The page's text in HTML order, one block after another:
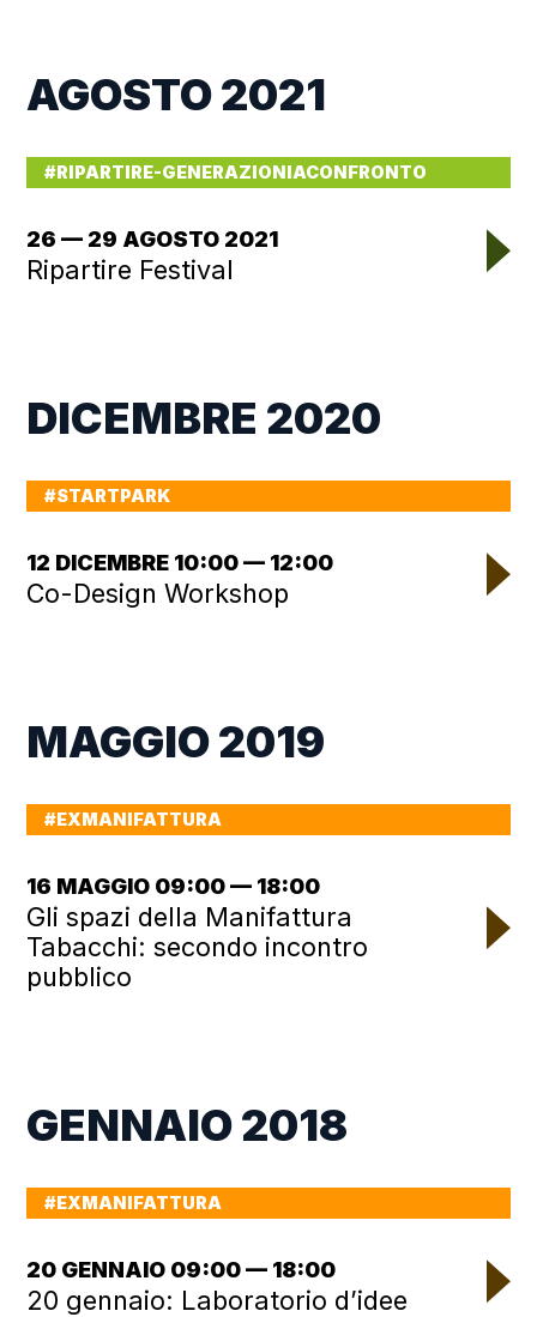
AGOSTO 2021
#RIPARTIRE-GENERAZIONIACONFRONTO
26 — 29 AGOSTO 2021
Ripartire Festival
DICEMBRE 2020
#STARTPARK
12 DICEMBRE 10:00 — 12:00
Co-Design Workshop
MAGGIO 2019
#EXMANIFATTURA
16 MAGGIO 09:00 — 18:00
Gli spazi della Manifattura
Tabacchi: secondo incontro
pubblico
GENNAIO 2018
#EXMANIFATTURA
20 GENNAIO 09:00 — 18:00
20 gennaio: Laboratorio d’idee